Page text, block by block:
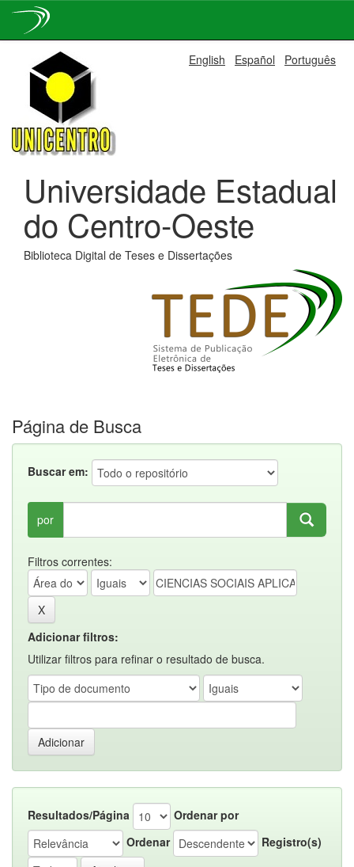
navigation
English Español Português
Universidade Estadual
do Centro-Oeste
Biblioteca Digital de Teses e Dissertações
Página de Busca
Buscar em:
por
Filtros correntes:
Adicionar filtros:
Utilizar filtros para refinar o resultado de busca.
Resultados/Página
Ordenar por
Ordenar
Registro(s)